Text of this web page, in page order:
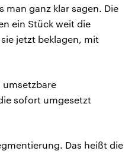
man ganz klar sagen. Die
ein Stück weit die
jetzt beklagen, mit
umsetzbare
sofort umgesetzt
Das heißt die